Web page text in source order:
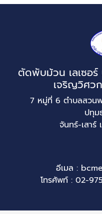
ตัดพับม้วน เลเซอ
เจริญวิศว
7 หมู่ที่ 6 ตำบลสวนพ
ปทุม
จันทร์-เสาร์
อีเมล :
โทรศัพท์ : 02-